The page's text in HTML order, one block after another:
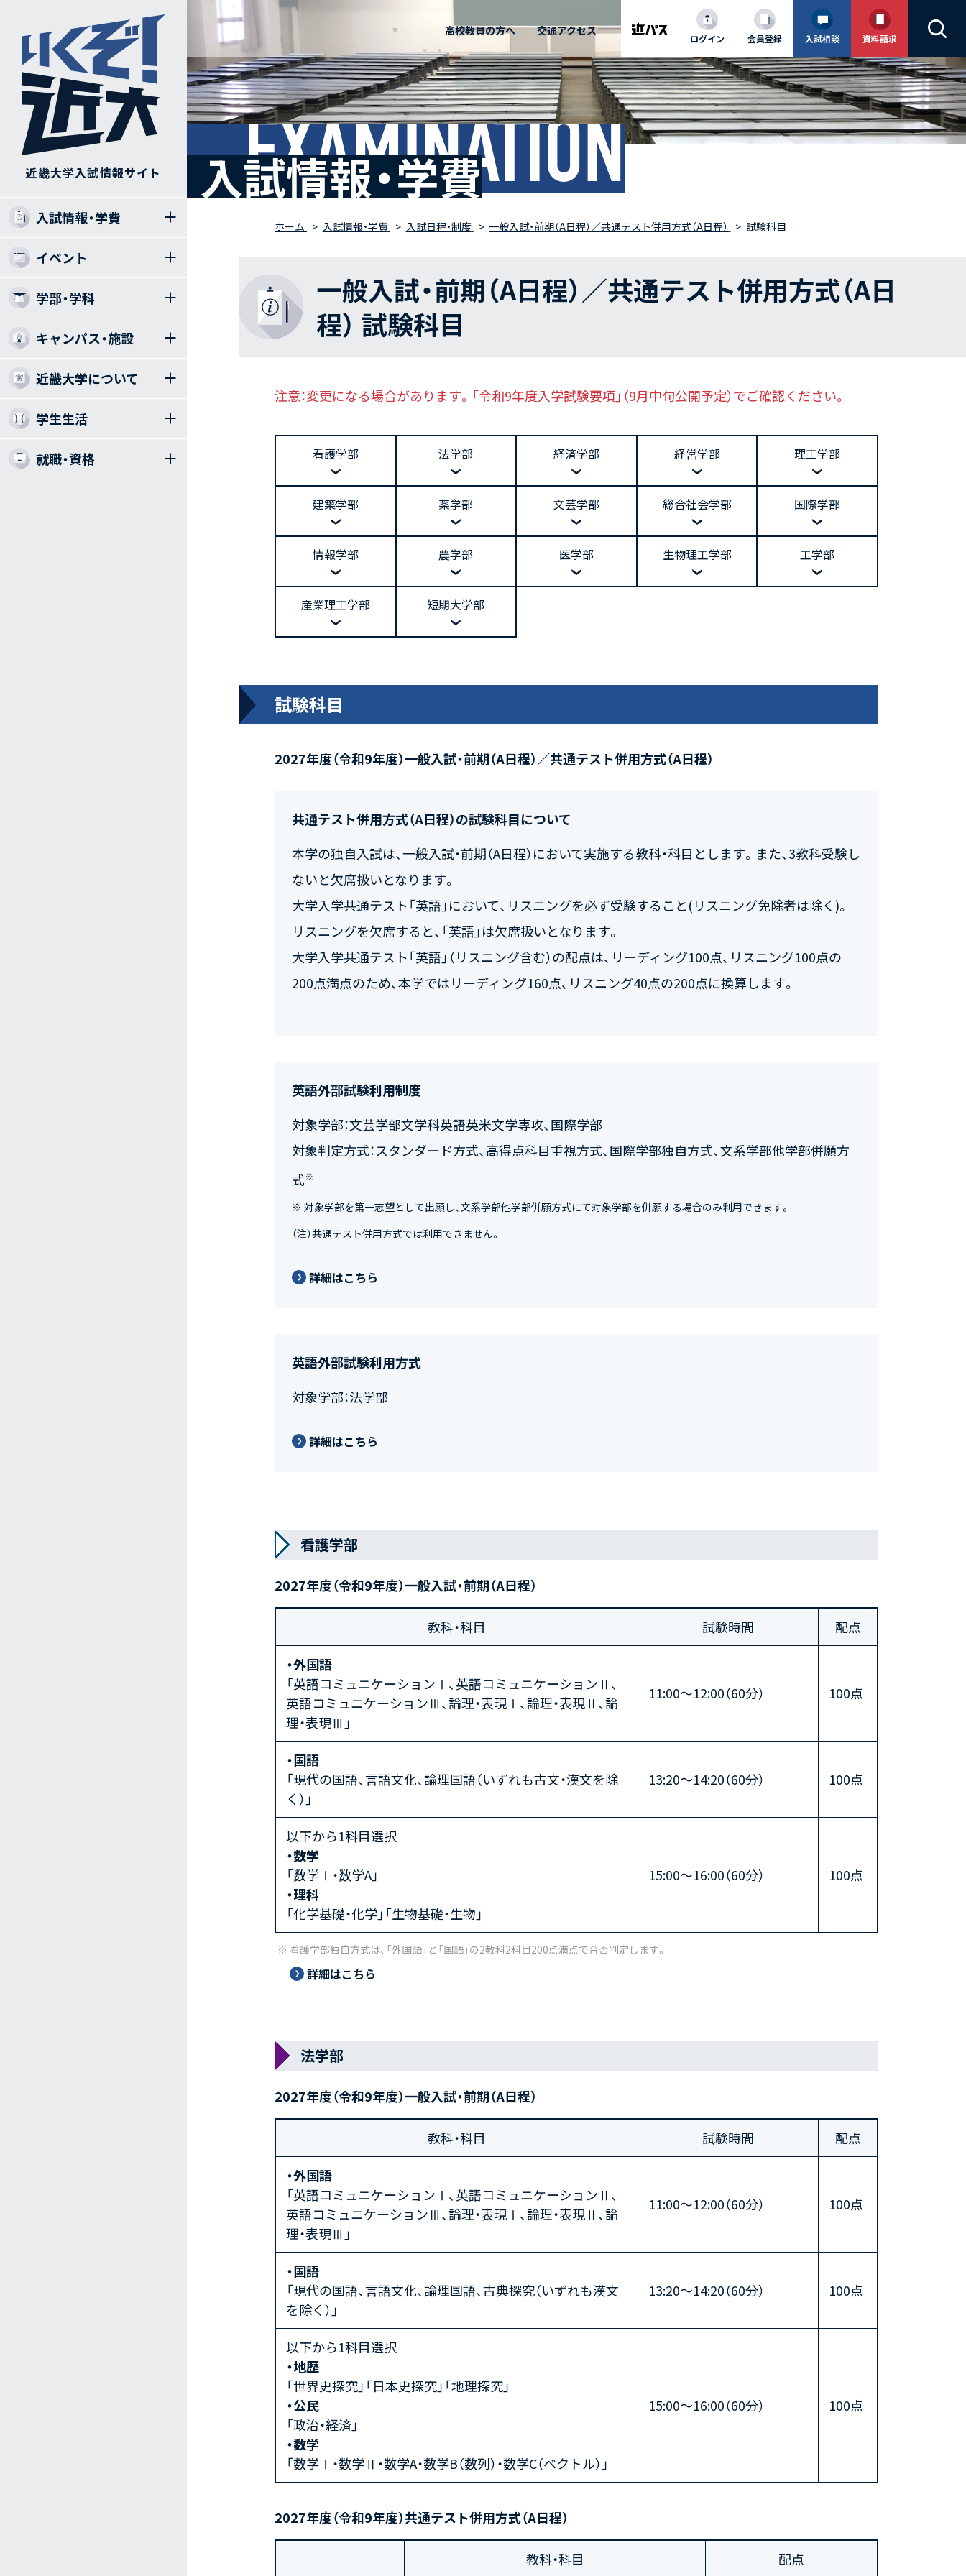
高校教員の方へ 交通アクセス
ログイン 会員登録 入試相談 資料請求
近畿大学入試情報サイト
入試情報・学費
イベント
学部・学科
キャンパス・施設
近畿大学について
学生生活
就職・資格
EXAMINATION
入試情報・学費
ホーム 入試情報・学費 入試日程・制度 一般入試・前期（A日程）／共通テスト併用方式（A日程） 試験科目
一般入試・前期（A日程）／共通テスト併用方式（A日
程） 試験科目
注意：変更になる場合があります。「令和9年度入学試験要項」（9月中旬公開予定）でご確認ください。
看護学部 法学部 経済学部 経営学部 理工学部
建築学部 薬学部 文芸学部 総合社会学部 国際学部
情報学部 農学部 医学部 生物理工学部 工学部
産業理工学部 短期大学部
試験科目
2027年度（令和9年度）一般入試・前期（A日程）／共通テスト併用方式（A日程）
共通テスト併用方式（A日程）の試験科目について
本学の独自入試は、一般入試・前期（A日程）において実施する教科・科目とします。また、3教科受験し
ないと欠席扱いとなります。
大学入学共通テスト「英語」において、リスニングを必ず受験すること(リスニング免除者は除く)。
リスニングを欠席すると、「英語」は欠席扱いとなります。
大学入学共通テスト「英語」（リスニング含む）の配点は、リーディング100点、リスニング100点の
200点満点のため、本学ではリーディング160点、リスニング40点の200点に換算します。
英語外部試験利用制度
対象学部：文芸学部文学科英語英米文学専攻、国際学部
対象判定方式：スタンダード方式、高得点科目重視方式、国際学部独自方式、文系学部他学部併願方
式※
※ 対象学部を第一志望として出願し、文系学部他学部併願方式にて対象学部を併願する場合のみ利用できます。
（注）共通テスト併用方式では利用できません。
詳細はこちら
英語外部試験利用方式
対象学部：法学部
詳細はこちら
看護学部
2027年度（令和9年度）一般入試・前期（A日程）
教科・科目 試験時間
配点
・外国語
「英語コミュニケーションⅠ、英語コミュニケーションⅡ、
英語コミュニケーションⅢ、論理・表現Ⅰ、論理・表現Ⅱ、論
理・表現Ⅲ」
11:00～12:00（60分） 100点
・国語
「現代の国語、言語文化、論理国語（いずれも古文・漢文を除
く）」
13:20～14:20（60分） 100点
以下から1科目選択
・数学
「数学Ⅰ・数学A」
・理科
「化学基礎・化学」「生物基礎・生物」
15:00〜16:00（60分） 100点
看護学部独自方式は、「外国語」と「国語」の2教科2科目200点満点で合否判定します。
詳細はこちら
法学部
2027年度（令和9年度）一般入試・前期（A日程）
教科・科目 試験時間
配点
・外国語
「英語コミュニケーションⅠ、英語コミュニケーションⅡ、
英語コミュニケーションⅢ、論理・表現Ⅰ、論理・表現Ⅱ、論
理・表現Ⅲ」
11:00～12:00（60分） 100点
・国語
「現代の国語、言語文化、論理国語、古典探究（いずれも漢文
を除く）」
13:20～14:20（60分） 100点
以下から1科目選択
・地歴
「世界史探究」「日本史探究」「地理探究」
・公民
「政治・経済」
・数学
「数学Ⅰ・数学Ⅱ・数学A・数学B（数列）・数学C（ベクトル）」
15:00〜16:00（60分） 100点
2027年度（令和9年度）共通テスト併用方式（A日程）
教科・科目 配点